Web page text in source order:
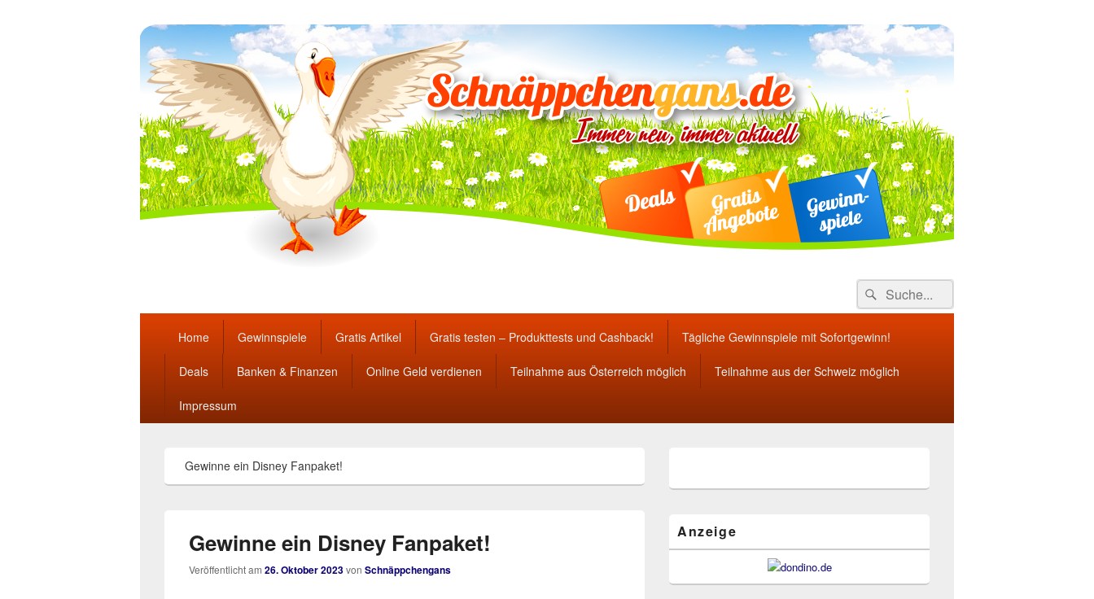
Täglich die besten Gewinnspiele und Angebote
Search
for:
Suche
Home Gewinnspiele Gratis Artikel Gratis testen – Produkttests und Cashback! Tägliche Gewinnspiele mit Sofortgewinn!
Deals Banken & Finanzen Online Geld verdienen Teilnahme aus Österreich möglich Teilnahme aus der Schweiz möglich
Impressum
Gewinne ein Disney Fanpaket!
Gewinne ein Disney Fanpaket!
Veröffentlicht am 26. Oktober 2023von Schnäppchengans
Widget-
Anzeige